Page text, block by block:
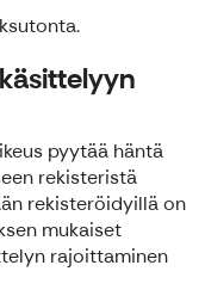
pyytää häntä
rekisteristä
rekisteröidyillä on
mukaiset
rajoittaminen